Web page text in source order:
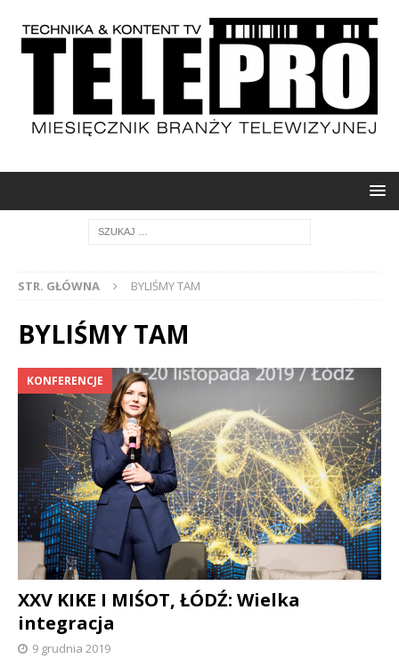
STR. GŁÓWNA BYLIŚMY TAM
BYLIŚMY TAM
KONFERENCJE
XXV KIKE I MIŚOT, ŁÓDŹ: Wielka
integracja
9 grudnia 2019